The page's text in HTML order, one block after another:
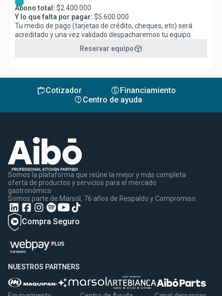
Abono total: $2.400.000
Y lo que falta por pagar: $5.600.000
Tu medio de pago (tarjetas de crédito, cheques, etc) será
acreditado y una vez validado despacharemos tu equipo.
Reservar equipopackage_2
inventoryCotizador monetization_onFinanciamiento
contact_support Centro de ayuda
Somos la plataforma que reúne la mejor y más completa
oferta de productos y servicios para el mercado
gastronómico
Somos parte de Marsol, 76 años de Respaldo y Compromiso.
Compra Seguro
NUESTROS PARTNERS